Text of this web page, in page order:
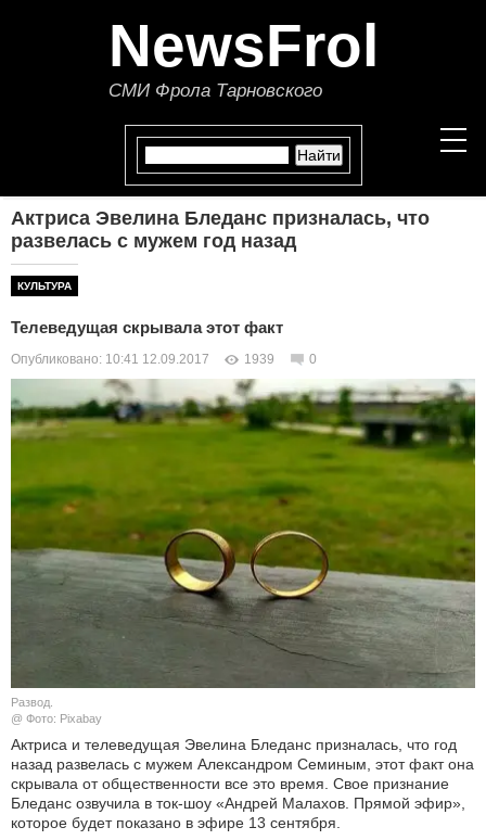
NewsFrol
СМИ Фрола Тарновского
НОВОСТИ
ПОЛИТИКА
ЭКОНОМИКА
В МИРЕ
ОБЩЕСТВО
КУЛЬТУРА
НАУКА
СПОРТ
ЭГОИЗМ
БЛОГ
Актриса Эвелина Бледанс призналась, что
развелась с мужем год назад
КУЛЬТУРА
Телеведущая скрывала этот факт
Опубликовано: 10:41 12.09.2017 1939 0
Развод.
@ Фото: Pixabay
Актриса и телеведущая Эвелина Бледанс призналась, что год
назад развелась с мужем Александром Семиным, этот факт она
скрывала от общественности все это время. Свое признание
Бледанс озвучила в ток-шоу «Андрей Малахов. Прямой эфир»,
которое будет показано в эфире 13 сентября.